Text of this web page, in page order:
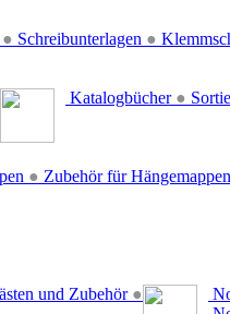
● Schreibunterlagen ●
Katalogbücher ●
● Zubehör für Hängemappen
und Zubehör ●